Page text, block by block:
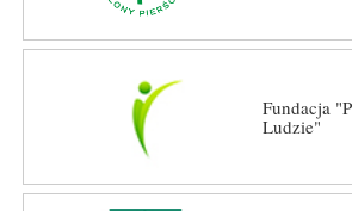
Fundacja
Ludzie"